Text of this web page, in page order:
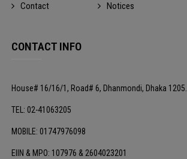
Contact
Notices
CONTACT INFO
House# 16/16/1, Road# 6, Dhanmondi, Dhaka 1205.
TEL: 02-41063205
MOBILE: 01747976098
EIIN & MPO: 107976 & 2604023201